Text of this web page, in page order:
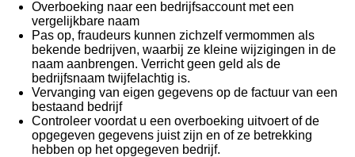
Overboeking naar een bedrijfsaccount met een
vergelijkbare naam
Pas op, fraudeurs kunnen zichzelf vermommen als
bekende bedrijven, waarbij ze kleine wijzigingen in de
naam aanbrengen. Verricht geen geld als de
bedrijfsnaam twijfelachtig is.
Vervanging van eigen gegevens op de factuur van een
bestaand bedrijf
Controleer voordat u een overboeking uitvoert of de
opgegeven gegevens juist zijn en of ze betrekking
hebben op het opgegeven bedrijf.